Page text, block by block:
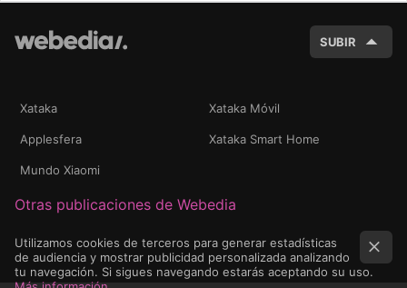
SUBIR
Xataka Xataka Móvil
Applesfera Xataka Smart Home
Mundo Xiaomi
Otras publicaciones de Webedia
Utilizamos cookies de terceros para generar estadísticas
de audiencia y mostrar publicidad personalizada analizando
tu navegación. Si sigues navegando estarás aceptando su uso.